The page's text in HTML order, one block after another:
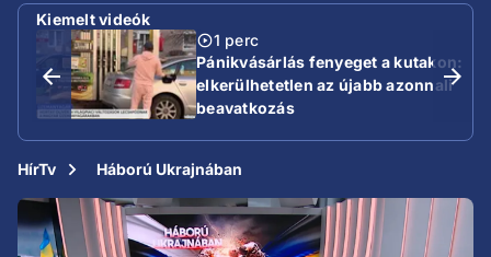
Kiemelt videók
1 perc
Pánikvásárlás fenyeget a kutakon:
elkerülhetetlen az újabb azonnali
beavatkozás
HírTv Háború Ukrajnában